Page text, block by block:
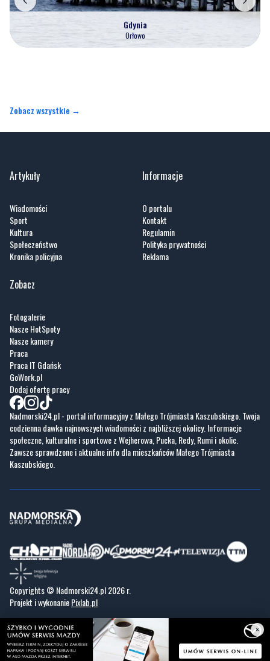
Gdynia
Orłowo
Zobacz wszystkie →
Artykuły
Wiadomości
Sport
Kultura
Społeczeństwo
Kronika policyjna
Informacje
O portalu
Kontakt
Regulamin
Polityka prywatności
Reklama
Zobacz
Fotogalerie
Nasze HotSpoty
Nasze kamery
Praca
Praca IT Gdańsk
GoWork.pl
Dodaj ofertę pracy
Nadmorski24.pl - portal informacyjny z Małego Trójmiasta Kaszubskiego. Twoja
codzienna dawka najnowszych wiadomości z najbliższej okolicy. Informacje
społeczne, kulturalne i sportowe z Wejherowa, Pucka, Redy, Rumi i okolic.
Zawsze sprawdzone i aktualne info dla mieszkańców Małego Trójmiasta
Kaszubskiego.
Copyrights © Nadmorski24.pl 2026 r.
Projekt i wykonaniePixlab.pl
×